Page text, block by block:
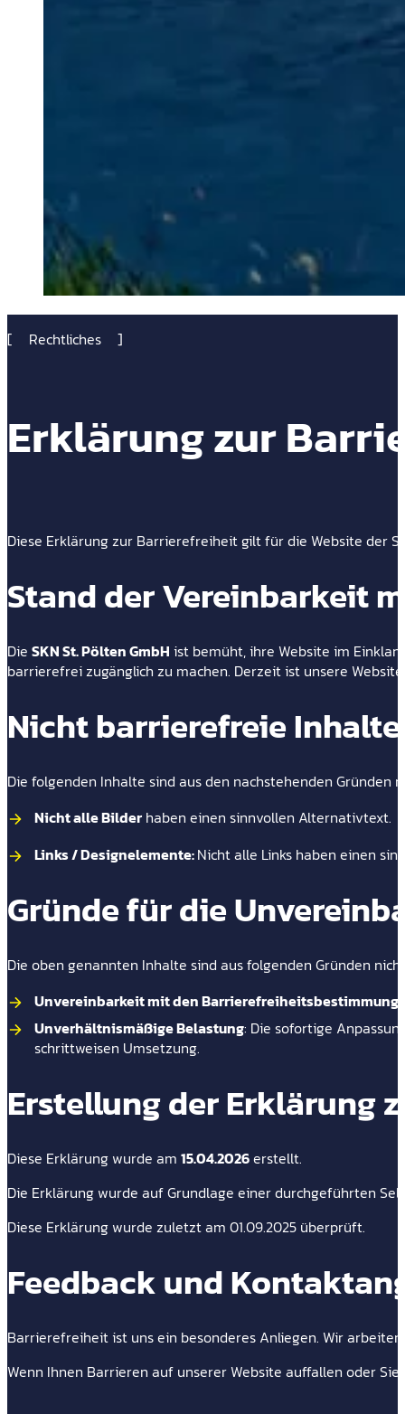
Rechtliches
Erklärung zur
Diese Erklärung zur Barrierefreiheit gilt für die Website der
Stand der Vereinbarkeit
Die SKN St. Pölten GmbH ist bemüht, ihre Website im
barrierefrei zugänglich zu machen. Derzeit ist unsere
Nicht barrierefreie Inhalte
Die folgenden Inhalte sind aus den nachstehenden Gründen
Nicht alle Bilder haben einen sinnvollen Alternativtext.
Links / Designelemente:Nicht alle Links haben einen
Gründe für die
Die oben genannten Inhalte sind aus folgenden Gründen
Unvereinbarkeit mit den
Unverhältnismäßige Belastung: Die sofortige
schrittweisen Umsetzung.
Erstellung der Erklärung
Diese Erklärung wurde am 15.04.2026erstellt.
Die Erklärung wurde auf Grundlage einer durchgeführten
Diese Erklärung wurde zuletzt am 01.09.2025 überprüft.
Feedback und
Barrierefreiheit ist uns ein besonderes Anliegen. Wir
Wenn Ihnen Barrieren auf unserer Website auffallen oder